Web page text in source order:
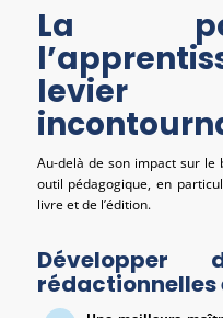
La
levier
Au-delà de son impact sur
outil pédagogique, en
livre et de l’édition.
Développer
rédactionnelles